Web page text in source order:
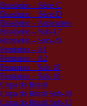
Brasileiro – Série C
Brasileiro – Série D
Brasileiro – Aspirantes
Brasileiro – Sub-17
Brasileiro – Sub-20
Feminino – A1
Feminino – A2
Feminino – Sub-18
Feminino – Sub-16
Copa do Brasil
Copa do Brasil Sub-20
Copa do Brasil Sub-17